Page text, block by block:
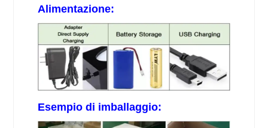
Alimentazione:
Esempio di imballaggio: